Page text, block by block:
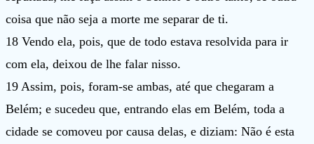
coisa que não seja a morte me separar de ti.
18 Vendo ela, pois, que de todo estava resolvida para ir
com ela, deixou de lhe falar nisso.
19 Assim, pois, foram-se ambas, até que chegaram a
Belém; e sucedeu que, entrando elas em Belém, toda a
cidade se comoveu por causa delas, e diziam: Não é esta